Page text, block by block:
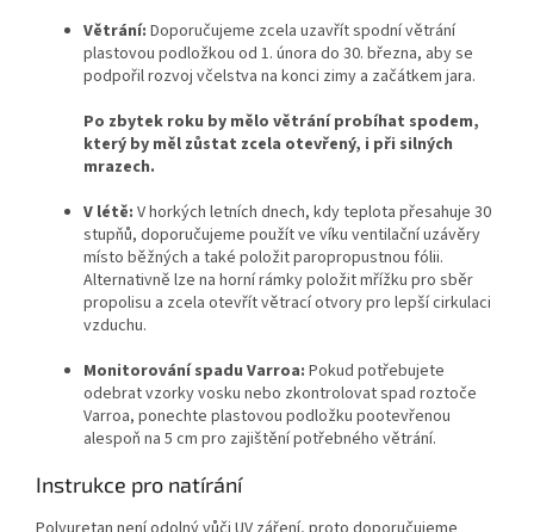
Větrání: Doporučujeme zcela uzavřít spodní větrání
plastovou podložkou od 1. února do 30. března, aby se
podpořil rozvoj včelstva na konci zimy a začátkem jara.
Po zbytek roku by mělo větrání probíhat spodem,
který by měl zůstat zcela otevřený, i při silných
mrazech.
V létě: V horkých letních dnech, kdy teplota přesahuje 30
stupňů, doporučujeme použít ve víku ventilační uzávěry
místo běžných a také položit paropropustnou fólii.
Alternativně lze na horní rámky položit mřížku pro sběr
propolisu a zcela otevřít větrací otvory pro lepší cirkulaci
vzduchu.
Monitorování spadu Varroa: Pokud potřebujete
odebrat vzorky vosku nebo zkontrolovat spad roztoče
Varroa, ponechte plastovou podložku pootevřenou
alespoň na 5 cm pro zajištění potřebného větrání.
Instrukce pro natírání